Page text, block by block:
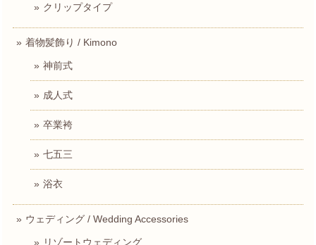
クリップタイプ
着物髪飾り / Kimono
神前式
成人式
卒業袴
七五三
浴衣
ウェディング / Wedding Accessories
リゾートウェディング